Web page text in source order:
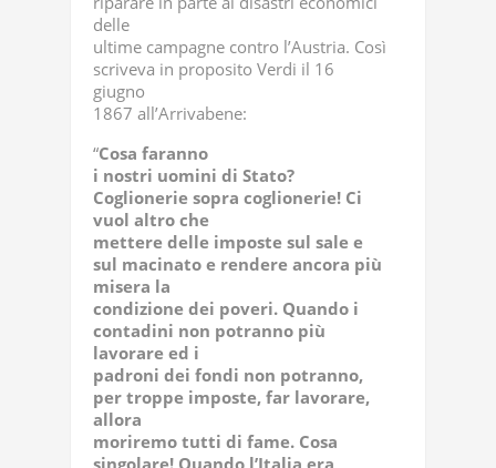
delle
ultime campagne contro l’Austria. Così
scriveva in proposito Verdi il 16
giugno
1867 all’Arrivabene:
“Cosa faranno
i nostri uomini di Stato?
Coglionerie sopra coglionerie! Ci
vuol altro che
mettere delle imposte sul sale e
sul macinato e rendere ancora più
misera la
condizione dei poveri. Quando i
contadini non potranno più
lavorare ed i
padroni dei fondi non potranno,
per troppe imposte, far lavorare,
allora
moriremo tutti di fame. Cosa
singolare! Quando l’Italia era